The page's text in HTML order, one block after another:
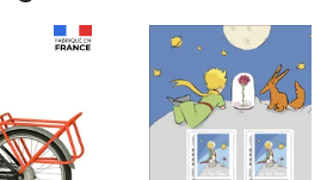
Prix 7,50€